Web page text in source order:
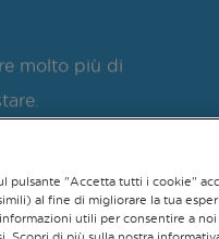
molto più di
pulsante "Accetta tutti i cookie"
al fine di migliorare la tua
utili per consentire a